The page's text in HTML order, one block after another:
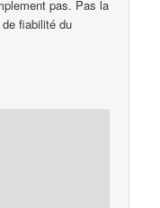
pas. Pas la
fiabilité du